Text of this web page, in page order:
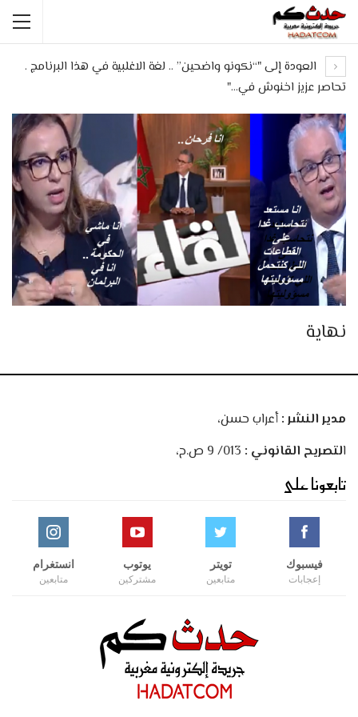
العودة إلى "“نكونو واضحين” .. لغة الاغلبية في هذا البرنامج .
تحاصر عزيز اخنوش في…"
نهاية
مدير النشر :أعراب حسن،
التصريح القانوني :
تابعونا على
فيسبوك
إعجابات
تويتر
متابعين
يوتوب
مشتركين
انستغرام
متابعين